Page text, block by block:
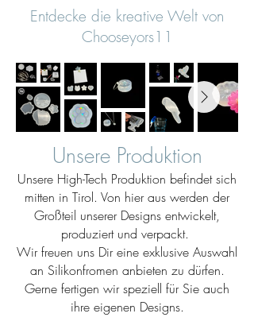
Entdecke die kreative Welt von
Chooseyors11
Unsere Produktion
Unsere High-Tech Produktion befindet sich
mitten in Tirol. Von hier aus werden der
Großteil unserer Designs entwickelt,
produziert und verpackt.
Wir freuen uns Dir eine exklusive Auswahl
an Silikonfromen anbieten zu dürfen.
Gerne fertigen wir speziell für Sie auch
ihre eigenen Designs.